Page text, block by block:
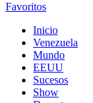
Favoritos
Inicio
Venezuela
Mundo
EEUU
Sucesos
Show